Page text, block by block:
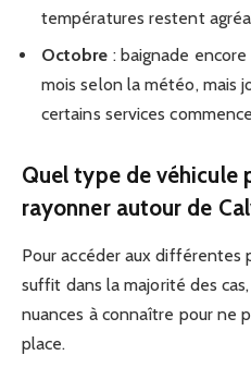
températures restent
Octobre : baignade
mois selon la météo, mais
certains services
Quel type de véhicule
rayonner autour de
Pour accéder aux différentes
suffit dans la majorité des
nuances à connaître pour ne
place.